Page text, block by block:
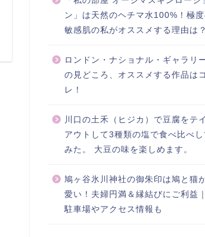
ン」は天然のヘチマ水100%！極
敏感肌の私がオススメする理由は？
ロンドン・ナショナル・ギャラリ
の見どころ、オススメする作品はコ
レ！
川口の土禾（ヒジカ）で豆腐をテ
アウトして3種類の塩で食べ比べし
みた。 大豆の味を楽しめます。
鳩ヶ谷氷川神社の御朱印は鳩と猫
愛い！夫婦円満＆縁結びにご利益｜
駐車場やアクセス情報も